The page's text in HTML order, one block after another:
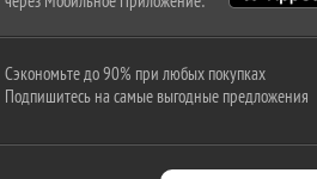
Сэкономьте до 90% при любых покупках
Подпишитесь на самые выгодные предложения